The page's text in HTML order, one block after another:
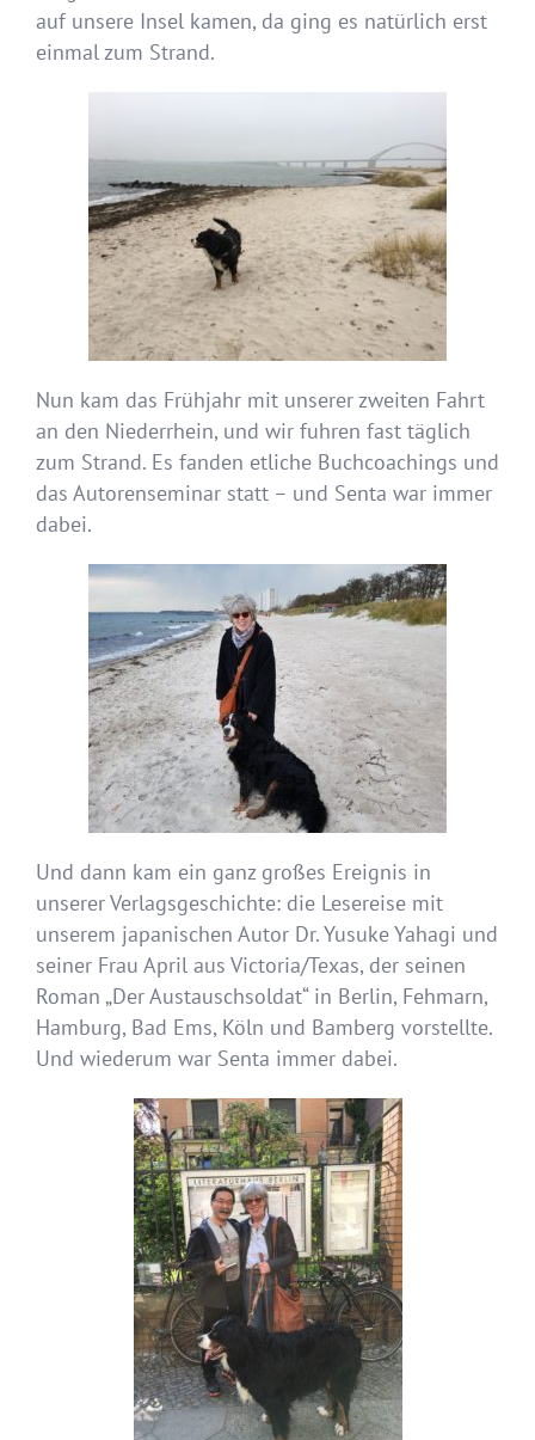
auf unsere Insel kamen, da ging es natürlich erst
einmal zum Strand.
Nun kam das Frühjahr mit unserer zweiten Fahrt
an den Niederrhein, und wir fuhren fast täglich
zum Strand. Es fanden etliche Buchcoachings und
das Autorenseminar statt – und Senta war immer
dabei.
Und dann kam ein ganz großes Ereignis in
unserer Verlagsgeschichte: die Lesereise mit
unserem japanischen Autor Dr. Yusuke Yahagi und
seiner Frau April aus Victoria/Texas, der seinen
Roman „Der Austauschsoldat“ in Berlin, Fehmarn,
Hamburg, Bad Ems, Köln und Bamberg vorstellte.
Und wiederum war Senta immer dabei.